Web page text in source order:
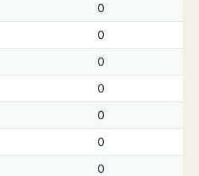
0
0
0
0
0
0
0